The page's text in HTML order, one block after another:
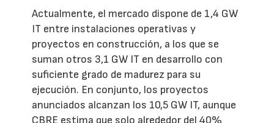
Actualmente, el mercado dispone de 1,4 GW
IT entre instalaciones operativas y
proyectos en construcción, a los que se
suman otros 3,1 GW IT en desarrollo con
suficiente grado de madurez para su
ejecución. En conjunto, los proyectos
anunciados alcanzan los 10,5 GW IT, aunque